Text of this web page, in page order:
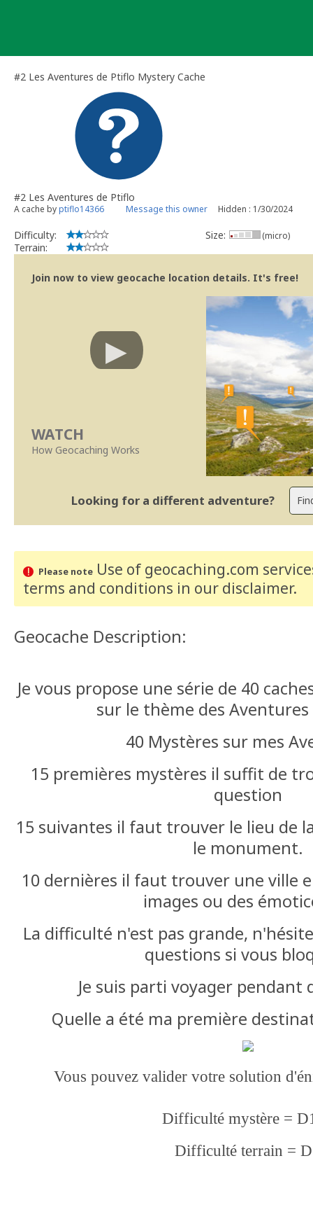
#2 Les Aventures de Ptiflo Mystery Cache
#2 Les Aventures de Ptiflo
A cache byptiflo14366 Message this owner Hidden : 1/30/2024
Difficulty:
Terrain:
Size: (micro)
Join now to view geocache location details. It's free!
WATCH
How Geocaching Works
Looking for a different adventure?
Please noteUse of geocaching.com
terms and conditions in our disclaimer.
Geocache Description:
Je vous propose une série de 40
sur le thème des
40 Mystères sur mes
15 premières mystères il suffit de
question
15 suivantes il faut trouver le lieu de
le monument.
10 dernières il faut trouver une ville
images ou des
La difficulté n'est pas grande,
questions si vous
Je suis parti voyager pendant
Quelle a été ma première
Vous pouvez valider votre solution
Difficulté mystère =
Difficulté terrain =